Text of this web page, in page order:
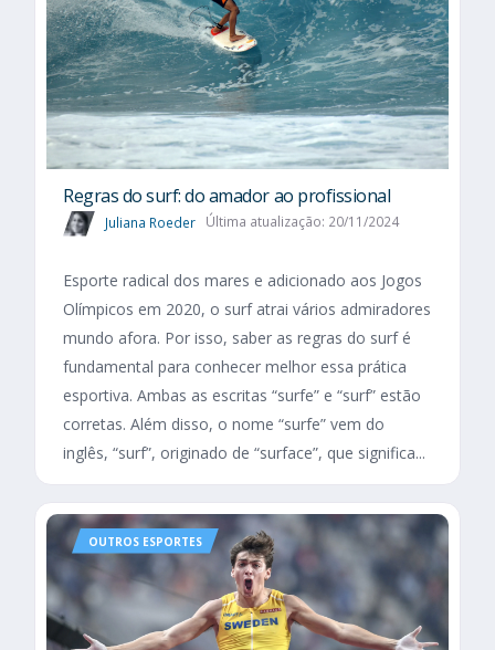
Regras do surf: do amador ao profissional
Juliana Roeder Última atualização: 20/11/2024
Esporte radical dos mares e adicionado aos Jogos
Olímpicos em 2020, o surf atrai vários admiradores
mundo afora. Por isso, saber as regras do surf é
fundamental para conhecer melhor essa prática
esportiva. Ambas as escritas “surfe” e “surf” estão
corretas. Além disso, o nome “surfe” vem do
inglês, “surf”, originado de “surface”, que significa...
OUTROS ESPORTES